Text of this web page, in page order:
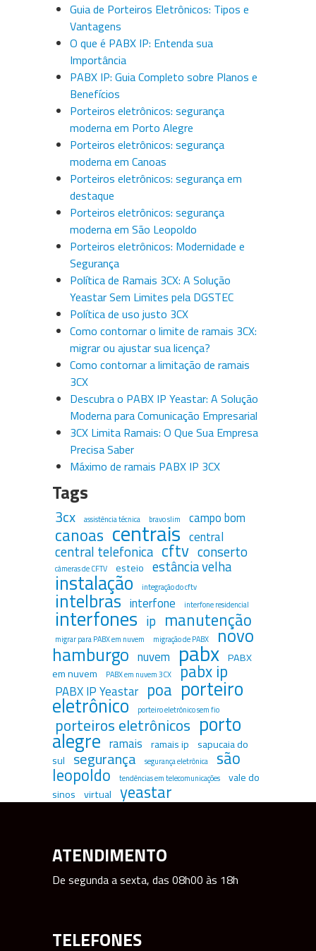
Guia de Porteiros Eletrônicos: Tipos e
Vantagens
O que é PABX IP: Entenda sua
Importância
PABX IP: Guia Completo sobre Planos e
Benefícios
Porteiros eletrônicos: segurança
moderna em Porto Alegre
Porteiros eletrônicos: segurança
moderna em Canoas
Porteiros eletrônicos: segurança em
destaque
Porteiros eletrônicos: segurança
moderna em São Leopoldo
Porteiros eletrônicos: Modernidade e
Segurança
Política de Ramais 3CX: A Solução
Yeastar Sem Limites pela DGSTEC
Política de uso justo 3CX
Como contornar o limite de ramais 3CX:
migrar ou ajustar sua licença?
Como contornar a limitação de ramais
3CX
Descubra o PABX IP Yeastar: A Solução
Moderna para Comunicação Empresarial
3CX Limita Ramais: O Que Sua Empresa
Precisa Saber
Máximo de ramais PABX IP 3CX
Tags
3cx assistência técnica bravo slim campo bom
canoas centrais central
central telefonica cftv conserto
câmeras de CFTV esteio estância velha
instalação integração do cftv
intelbras interfone interfone residencial
interfones ip manutenção
migrar para PABX em nuvem migração de PABX novo
hamburgo nuvem pabx PABX
em nuvem
PABX em nuvem 3CX pabx ip
PABX IP Yeastar poa porteiro
eletrônico porteiro eletrônico sem fio
porteiros eletrônicos porto
alegre ramais ramais ip
sapucaia do
sul
segurança segurança eletrônica são
leopoldo tendências em telecomunicações
vale do
sinos virtual yeastar
ATENDIMENTO
De segunda a sexta, das 08h00 às 18h
TELEFONES